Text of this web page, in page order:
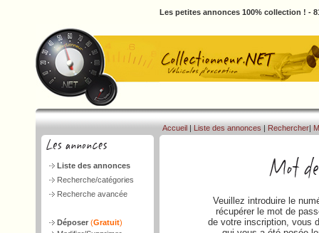
Les petites annonces 100% collection ! -
Liste des annonces
Recherche/catégories
Recherche avancée
Déposer (Gratuit)
Accueil | Liste des annonces | Rechercher|
Veuillez introduire le
récupérer le mot de
de votre inscription, vous